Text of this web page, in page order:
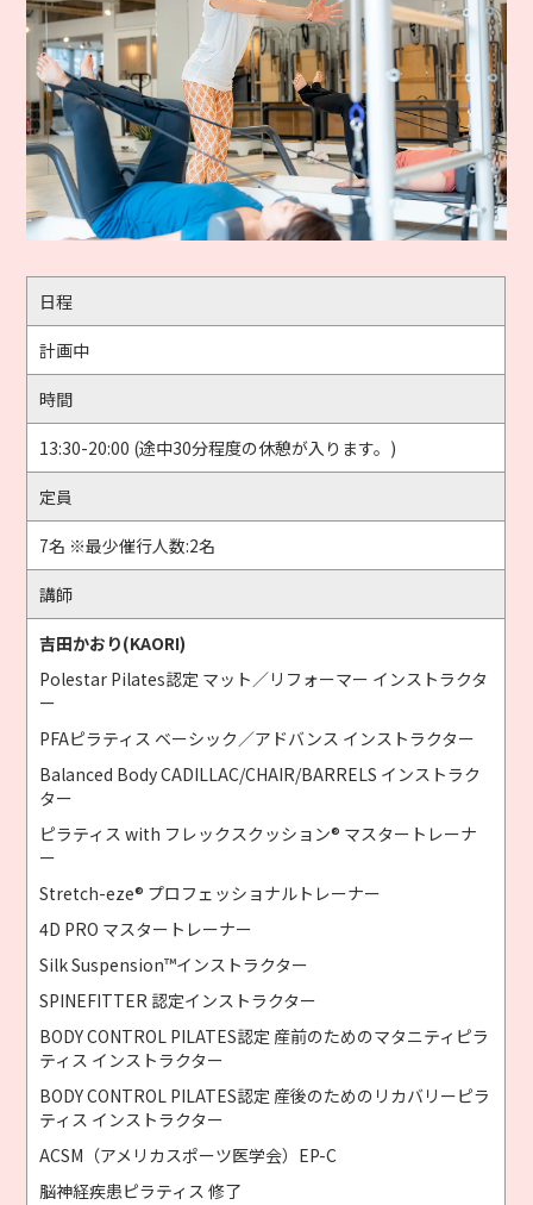
日程
計画中
時間
13:30-20:00 (途中30分程度の休憩が入ります。)
定員
7名 ※最少催行人数:2名
講師
吉田かおり(KAORI)
Polestar Pilates認定 マット／リフォーマー インストラクタ
ー
PFAピラティス ベーシック／アドバンス インストラクター
Balanced Body CADILLAC/CHAIR/BARRELS インストラク
ター
ピラティス with フレックスクッション® マスタートレーナ
ー
Stretch-eze® プロフェッショナルトレーナー
4D PRO マスタートレーナー
Silk Suspension™インストラクター
SPINEFITTER 認定インストラクター
BODY CONTROL PILATES認定 産前のためのマタニティピラ
ティス インストラクター
BODY CONTROL PILATES認定 産後のためのリカバリーピラ
ティス インストラクター
ACSM（アメリカスポーツ医学会）EP-C
脳神経疾患ピラティス 修了